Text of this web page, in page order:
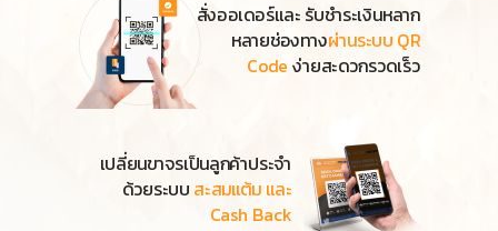
สั่งออเดอร์และ รับชำระเงินหลาก
หลายช่องทางผ่านระบบ QR
Code ง่ายสะดวกรวดเร็ว
เปลี่ยนขาจรเป็นลูกค้าประจำ
ด้วยระบบ สะสมแต้ม และ
Cash Back